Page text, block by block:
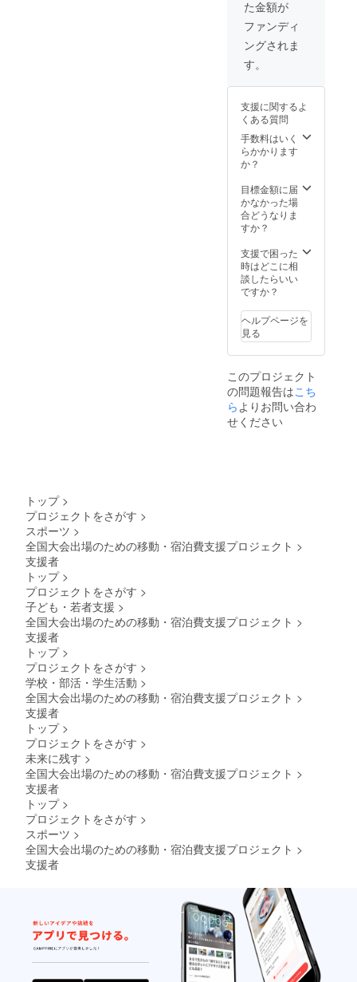
い、真
空個包
装で発
泡スチ
て発送
す。
※「原材
料及び
添加物
等の食
はお届
け商品
のラベ
ルに表
ます。
商品開
封前に
は必ず
のリ
ターン
に貼付
された
や注意
書きを
ご確認
くださ
い。」
た金額が
ファンディ
ングされま
す。
支援に関するよ
くある質問
手数料はいく
らかかります
か？
目標金額に届
かなかった場
合どうなりま
すか？
支援で困った
時はどこに相
談したらいい
ですか？
ヘルプページを
見る
このプロジェクト
の問題報告はこち
ら よりお問い合わ
せください
トップ >
プロジェクトをさがす >
スポーツ >
全国大会出場のための移動・宿泊費支援プロジェクト >
支援者
トップ >
プロジェクトをさがす >
子ども・若者支援 >
全国大会出場のための移動・宿泊費支援プロジェクト >
支援者
トップ >
プロジェクトをさがす >
学校・部活・学生活動 >
全国大会出場のための移動・宿泊費支援プロジェクト >
支援者
トップ >
プロジェクトをさがす >
未来に残す >
全国大会出場のための移動・宿泊費支援プロジェクト >
支援者
トップ >
プロジェクトをさがす >
スポーツ >
全国大会出場のための移動・宿泊費支援プロジェクト >
支援者